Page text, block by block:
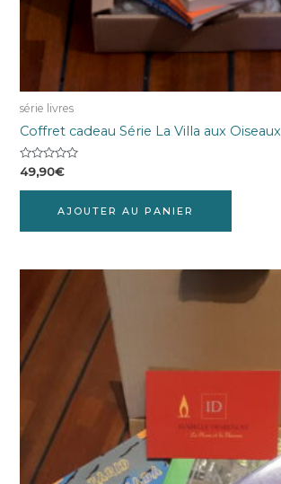
série livres
Coffret cadeau Série La Villa aux Oiseaux
Note
0
sur
49,90€
AJOUTER AU PANIER